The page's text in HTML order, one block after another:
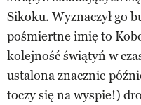
Sikoku. Wyznaczył go
pośmiertne imię to
kolejność świątyń w
ustalona znacznie
toczy się na wyspie!)